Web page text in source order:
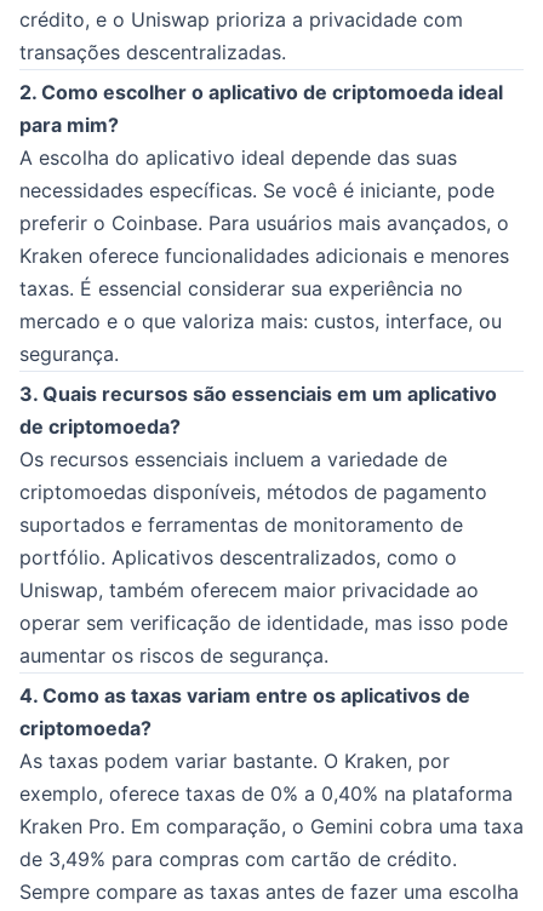
crédito, e o Uniswap prioriza a privacidade com
transações descentralizadas.
2. Como escolher o aplicativo de criptomoeda ideal
para mim?
A escolha do aplicativo ideal depende das suas
necessidades específicas. Se você é iniciante, pode
preferir o Coinbase. Para usuários mais avançados, o
Kraken oferece funcionalidades adicionais e menores
taxas. É essencial considerar sua experiência no
mercado e o que valoriza mais: custos, interface, ou
segurança.
3. Quais recursos são essenciais em um aplicativo
de criptomoeda?
Os recursos essenciais incluem a variedade de
criptomoedas disponíveis, métodos de pagamento
suportados e ferramentas de monitoramento de
portfólio. Aplicativos descentralizados, como o
Uniswap, também oferecem maior privacidade ao
operar sem verificação de identidade, mas isso pode
aumentar os riscos de segurança.
4. Como as taxas variam entre os aplicativos de
criptomoeda?
As taxas podem variar bastante. O Kraken, por
exemplo, oferece taxas de 0% a 0,40% na plataforma
Kraken Pro. Em comparação, o Gemini cobra uma taxa
de 3,49% para compras com cartão de crédito.
Sempre compare as taxas antes de fazer uma escolha